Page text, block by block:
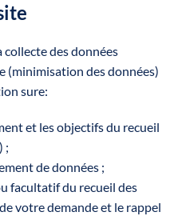
des données
(minimisation des données)
sure:
et les objectifs du recueil
;
de données ;
facultatif du recueil des
votre demande et le rappel